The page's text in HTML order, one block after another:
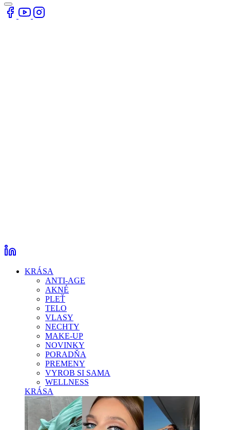
KRÁSA
ANTI-AGE
AKNÉ
PLEŤ
TELO
VLASY
NECHTY
MAKE-UP
NOVINKY
PORADŇA
PREMENY
VYROB SI SAMA
WELLNESS
KRÁSA